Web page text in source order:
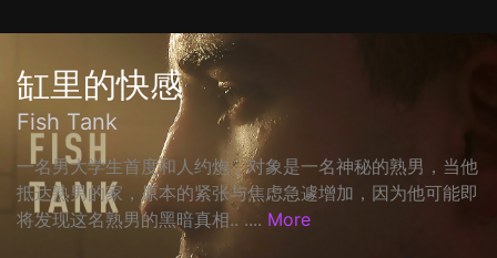
缸里的快感
Fish Tank
一名男大学生首度和人约炮，对象是一名神秘的熟男，当他
抵达熟男的家，原本的紧张与焦虑急遽增加，因为他可能即
将发现这名熟男的黑暗真相.. .... More